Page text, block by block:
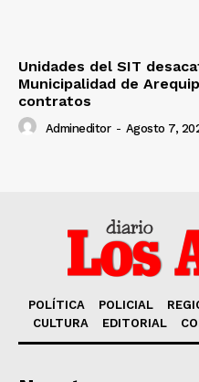
Unidades del SIT
Municipalidad de
contratos
Admineditor - Agosto 7,
POLÍTICA POLICIAL
CULTURA
EDITORIAL